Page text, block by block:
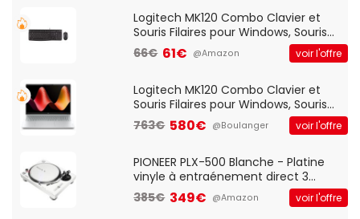
Logitech MK120 Combo Clavier et
Souris Filaires pour Windows, Souris
Optique Filaire, Connexion USB Plug
And Play, Confortable, Taille
QWERTY UK - Noir
66€ 61€ @Amazon voir l'offre
Logitech MK120 Combo Clavier et
Souris Filaires pour Windows, Souris
Optique Filaire, Connexion USB Plug
And Play, Confortable, Taille
QWERTY UK - Noir
763€ 580€ @Boulanger voir l'offre
PIONEER PLX-500 Blanche - Platine
vinyle à entraénement direct 3
vitesses (33-45-78 trs/min) avec
pre-ampli intégré et port USB
385€ 349€ @Amazon voir l'offre